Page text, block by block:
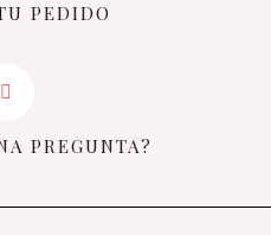
PEDIDO
PREGUNTA?